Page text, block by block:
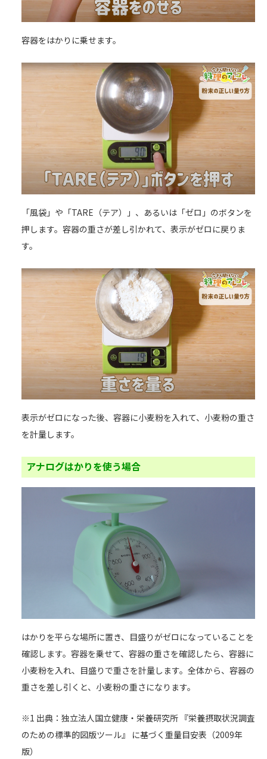
容器をはかりに乗せます。
「風袋」や「TARE（テア）」、あるいは「ゼロ」のボタンを
押します。容器の重さが差し引かれて、表示がゼロに戻りま
す。
表示がゼロになった後、容器に小麦粉を入れて、小麦粉の重さ
を計量します。
アナログはかりを使う場合
はかりを平らな場所に置き、目盛りがゼロになっていることを
確認します。容器を乗せて、容器の重さを確認したら、容器に
小麦粉を入れ、目盛りで重さを計量します。全体から、容器の
重さを差し引くと、小麦粉の重さになります。
※1 出典：独立法人国立健康・栄養研究所 『栄養摂取状況調査
のための標準的図版ツール』 に基づく重量目安表（2009年
版）